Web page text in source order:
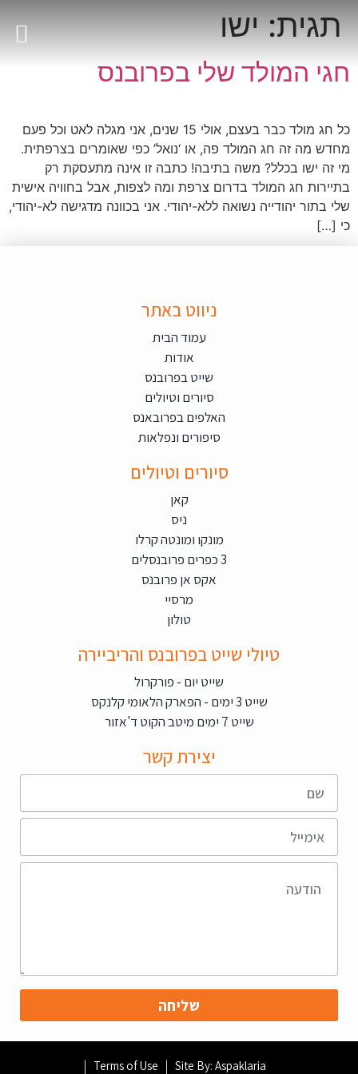
תגית:ישו
חגי המולד שלי בפרובנס
כל חג מולד כבר בעצם, אולי 15 שנים, אני מגלה לאט וכל פעם
מחדש מה זה חג המולד פה, או ‘נואל’ כפי שאומרים בצרפתית.
מי זה ישו בכלל? משה בתיבה! כתבה זו אינה מתעסקת רק
בתיירות חג המולד בדרום צרפת ומה לצפות, אבל בחוויה אישית
שלי בתור יהודייה נשואה ללא-יהודי. אני בכוונה מדגישה לא-יהודי,
כי […]
ניווט באתר
עמוד הבית
אודות
שייט בפרובנס
סיורים וטיולים
האלפים בפרובאנס
סיפורים ונפלאות
סיורים וטיולים
קאן
ניס
מונקו ומונטה קרלו
3 כפרים פרובנסלים
אקס אן פרובנס
מרסיי
טולון
טיולי שייט בפרובנס והריביירה
שייט יום - פורקרול
שייט 3 ימים - הפארק הלאומי קלנקס
שייט 7 ימים מיטב הקוט ד'אזור
יצירת קשר
שליחה
Site By: Aspaklaria
Terms of Use